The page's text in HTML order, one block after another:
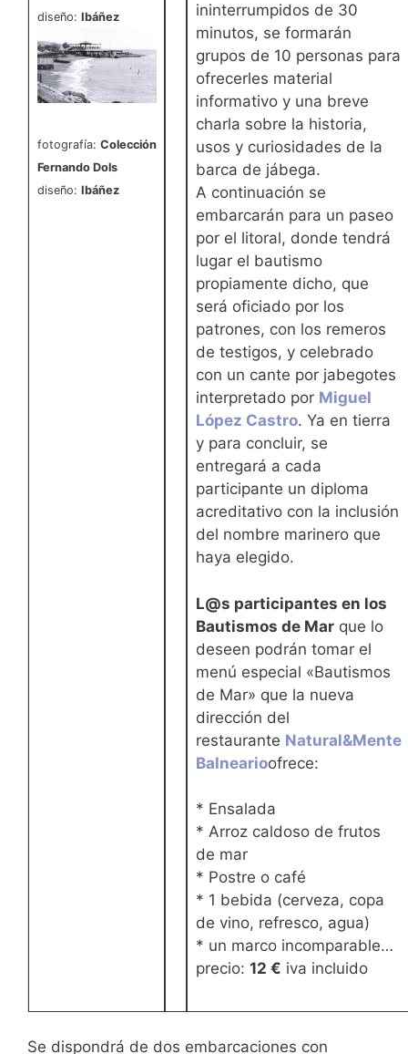
diseño: Ibáñez
fotografía: Colección
Fernando Dols
diseño: Ibáñez
ininterrumpidos de 30
minutos, se formarán
grupos de 10 personas para
ofrecerles material
informativo y una breve
charla sobre la historia,
usos y curiosidades de la
barca de jábega.
A continuación se
embarcarán para un paseo
por el litoral, donde tendrá
lugar el bautismo
propiamente dicho, que
será oficiado por los
patrones, con los remeros
de testigos, y celebrado
con un cante por jabegotes
interpretado por Miguel
López Castro. Ya en tierra
y para concluir, se
entregará a cada
participante un diploma
acreditativo con la inclusión
del nombre marinero que
haya elegido.
L@s participantes en los
Bautismos de Marque lo
deseen podrán tomar el
menú especial «Bautismos
de Mar» que la nueva
dirección del
restaurante Natural&Mente
Balnearioofrece:
* Ensalada
* Arroz caldoso de frutos
de mar
* Postre o café
* 1 bebida (cerveza, copa
de vino, refresco, agua)
* un marco incomparable…
precio: 12 € iva incluido
Se dispondrá de dos embarcaciones con